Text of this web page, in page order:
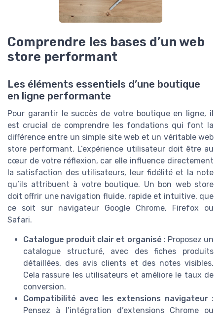
Comprendre les bases d’un web
store performant
Les éléments essentiels d’une boutique
en ligne performante
Pour garantir le succès de votre boutique en ligne, il
est crucial de comprendre les fondations qui font la
différence entre un simple site web et un véritable web
store performant. L’expérience utilisateur doit être au
cœur de votre réflexion, car elle influence directement
la satisfaction des utilisateurs, leur fidélité et la note
qu’ils attribuent à votre boutique. Un bon web store
doit offrir une navigation fluide, rapide et intuitive, que
ce soit sur navigateur Google Chrome, Firefox ou
Safari.
Catalogue produit clair et organisé : Proposez un
catalogue structuré, avec des fiches produits
détaillées, des avis clients et des notes visibles.
Cela rassure les utilisateurs et améliore le taux de
conversion.
Compatibilité avec les extensions navigateur:
Pensez à l’intégration d’extensions Chrome ou